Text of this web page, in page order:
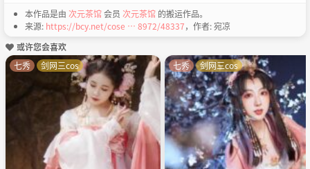
本作品是由 次元茶馆会员 次元茶馆 的搬运作品。
来源: https://bcy.net/cose … 8972/48337，作者: 宛凉
或许您会喜欢
七秀
剑网三cos 七秀 剑网三cos